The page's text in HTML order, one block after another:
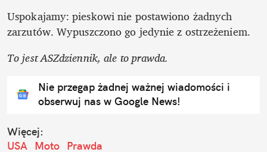
Uspokajamy: pieskowi nie postawiono żadnych
zarzutów. Wypuszczono go jedynie z ostrzeżeniem.
To jest ASZdziennik, ale to prawda.
Nie przegap żadnej ważnej wiadomości i
obserwuj nas w Google News!
Więcej:
USA Moto Prawda